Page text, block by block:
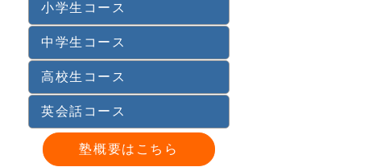
小学生コース
中学生コース
高校生コース
英会話コース
塾概要はこちら